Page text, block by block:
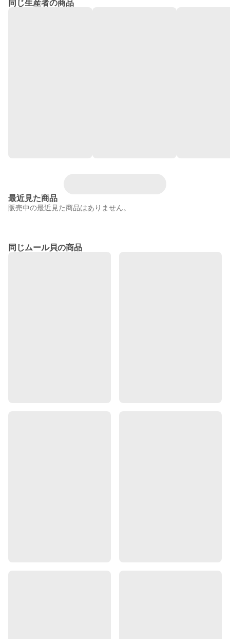
同じ生産者の商品
最近見た商品
販売中の最近見た商品はありません。
同じムール貝の商品